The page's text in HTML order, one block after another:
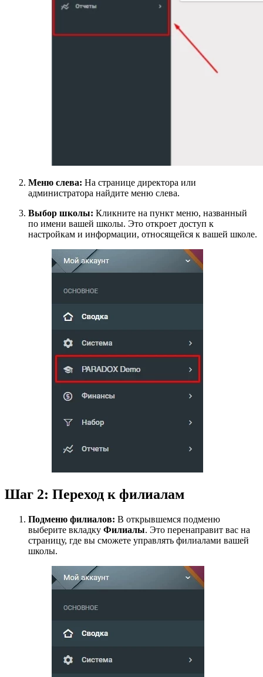
Меню слева: На странице директора или
администратора найдите меню слева.
Выбор школы: Кликните на пункт меню, названный
по имени вашей школы. Это откроет доступ к
настройкам и информации, относящейся к вашей школе.
Шаг 2: Переход к филиалам
Подменю филиалов: В открывшемся подменю
выберите вкладку Филиалы. Это перенаправит вас на
страницу, где вы сможете управлять филиалами вашей
школы.